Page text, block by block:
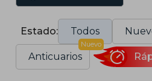
Estado: Todos
Anticuarios
Nuevo